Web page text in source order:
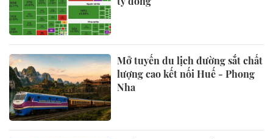
Mở tuyến du lịch đường sắt chất
lượng cao kết nối Huế - Phong
Nha